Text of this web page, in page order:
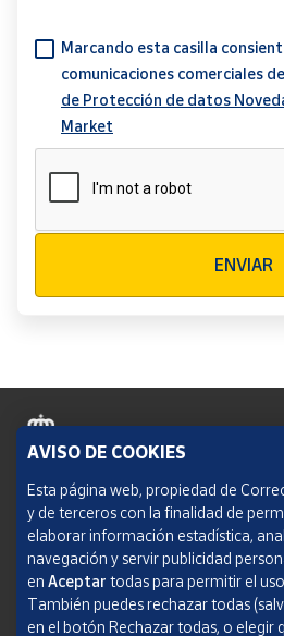
Marcando esta casilla
comunicaciones comerciales
de Protección de datos
Market
ENVIAR
Política de cookies
Aviso legal
Condiciones del servicio
Política de Privacidad Web
AVISO DE COOKIES
Esta página web, propiedad de
y de terceros con la finalidad de
elaborar información estadística,
navegación y servir publicidad
en Aceptar todas para permitir el
También puedes rechazar todas
en el botón Rechazar todas, o elegir